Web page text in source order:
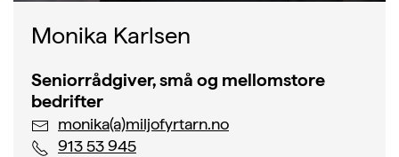
Monika Karlsen
Seniorrådgiver, små og mellomstore
bedrifter
monika(a)miljofyrtarn.no
913 53 945